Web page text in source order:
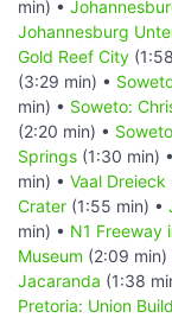
min) •
Johannesburg
Gold Reef City
(3:29 min) •
min) • Soweto:
(2:20 min) •
Springs (1:30 min) •
min) • Vaal Dreieck
Crater (1:55 min) •
min) • N1 Freeway
Museum (2:09 min)
Jacaranda (1:38
Pretoria: Union